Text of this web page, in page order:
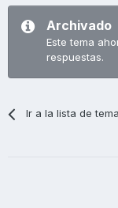
Archivado
Este tema
respuestas.
Ir a la lista de